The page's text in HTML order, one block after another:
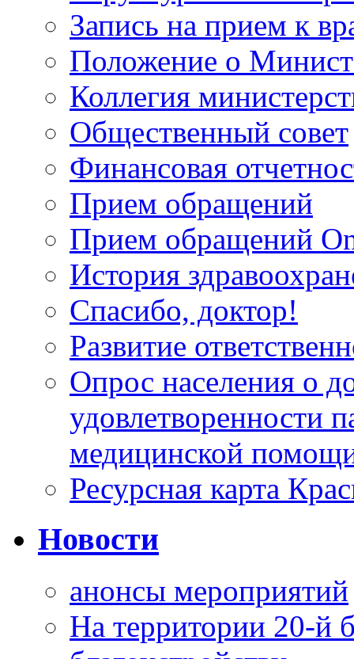
Запись на прием к
Положение о
Коллегия
Общественный совет
Финансовая
Прием обращений
Прием обращений
История
Спасибо, доктор!
Развитие
Опрос населения о
удовлетворенности
медицинской
Ресурсная карта
Новости
анонсы мероприятий
На территории 20-й